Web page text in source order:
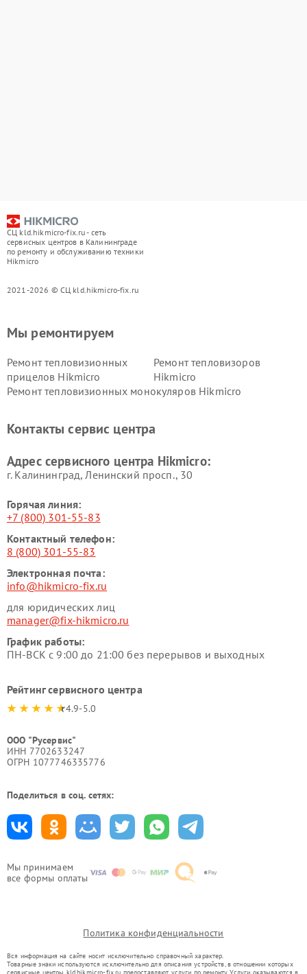
СЦ kld.hikmicro-fix.ru - сеть
сервисных центров в Калининграде
по ремонту и обслуживанию техники
Hikmicro
2021-2026 © СЦ kld.hikmicro-fix.ru
Мы принимаем
все формы оплаты
Мы ремонтируем
Ремонт тепловизионных
прицелов Hikmicro
Ремонт тепловизоров
Hikmicro
Ремонт тепловизионных монокуляров Hikmicro
Контакты сервис центра
Адрес сервисного центра Hikmicro:
г. Калининград, Ленинский просп., 30
Горячая линия:
+7 (800) 301-55-83
Контактный телефон:
8 (800) 301-55-83
Электронная почта:
info@hikmicro-fix.ru
для юридических лиц
manager@fix-hikmicro.ru
График работы:
ПН-ВСК с 9:00 до 21:00 без перерывов и выходных
Рейтинг сервисного центра
4.9-5.0
ООО "Русервис"
ИНН 7702633247
ОГРН 1077746335776
Поделиться в соц. сетях:
Политика конфиденциальности
Вся информация на сайте носит исключительно справочный характер.
Товарные знаки используются исключительно для описания устройств, в отношении которых